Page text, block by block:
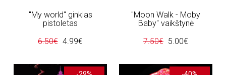
"My world" ginklas
pistoletas
6.50€ 4.99€
"Moon Walk - Moby
Baby" vaikštynė
7.50€ 5.00€